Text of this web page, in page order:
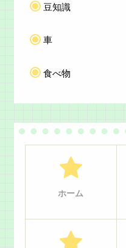
豆知識
車
食べ物
ホーム